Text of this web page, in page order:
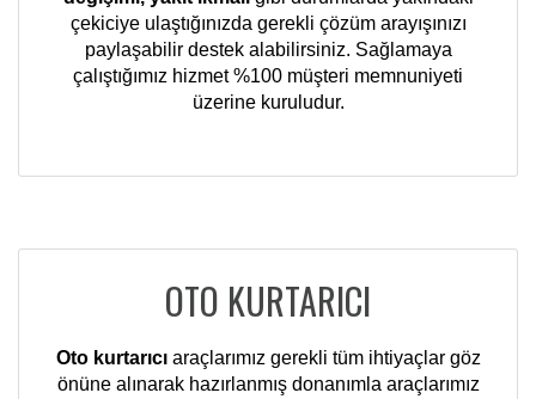
çekiciye ulaştığınızda gerekli çözüm arayışınızı
paylaşabilir destek alabilirsiniz. Sağlamaya
çalıştığımız hizmet %100 müşteri memnuniyeti
üzerine kuruludur.
OTO KURTARICI
Oto kurtarıcıaraçlarımız gerekli tüm ihtiyaçlar göz
önüne alınarak hazırlanmış donanımla araçlarımız